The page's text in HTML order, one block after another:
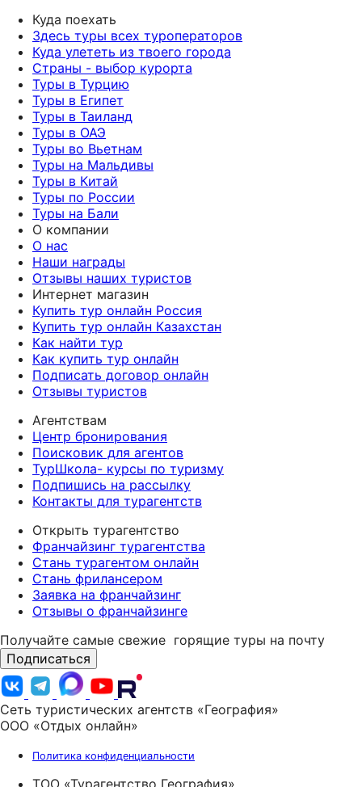
Куда поехать
Здесь туры всех туроператоров
Куда улететь из твоего города
Страны - выбор курорта
Туры в Турцию
Туры в Египет
Туры в Таиланд
Туры в ОАЭ
Туры во Вьетнам
Туры на Мальдивы
Туры в Китай
Туры по России
Туры на Бали
О компании
О нас
Наши награды
Отзывы наших туристов
Интернет магазин
Купить тур онлайн Россия
Купить тур онлайн Казахстан
Как найти тур
Как купить тур онлайн
Подписать договор онлайн
Отзывы туристов
Агентствам
Центр бронирования
Поисковик для агентов
ТурШкола- курсы по туризму
Подпишись на рассылку
Контакты для турагентств
Открыть турагентство
Франчайзинг турагентства
Стань турагентом онлайн
Стань фрилансером
Заявка на франчайзинг
Отзывы о франчайзинге
Получайте самые свежие горящие туры на почту
Подписаться
Сеть туристических агентств «География»
ООО «Отдых онлайн»
Политика конфиденциальности